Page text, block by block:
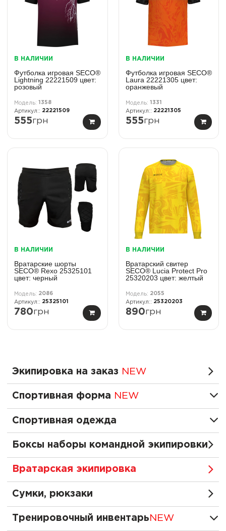
В НАЛИЧИИ
Футболка игровая SECO®
Lightning 22221509 цвет:
розовый
1358
22221509
555грн
В НАЛИЧИИ
Футболка игровая SECO®
Laura 22221305 цвет:
оранжевый
1331
22221305
555грн
В НАЛИЧИИ
Вратарские шорты
SECO® Rexo 25325101
цвет: черный
2086
25325101
780грн
В НАЛИЧИИ
Вратарский свитер
SECO® Lucia Protect Pro
25320203 цвет: желтый
2055
25320203
890грн
Экипировка на заказ NEW
Спортивная форма NEW
Спортивная одежда
Боксы наборы командной экипировки
Вратарская экипировка
Сумки, рюкзаки
Тренировочный инвентарь NEW